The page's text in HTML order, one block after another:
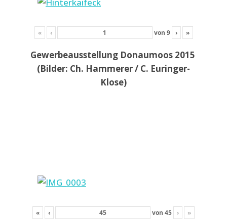
« ‹ von 9 › »
Gewerbeausstellung Donaumoos 2015
(Bilder: Ch. Hammerer / C. Euringer-
Klose)
« ‹ von 45 › »